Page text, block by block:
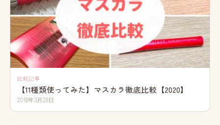
比較記事
【11種類使ってみた】マスカラ徹底比較【2020】
2018年3月28日